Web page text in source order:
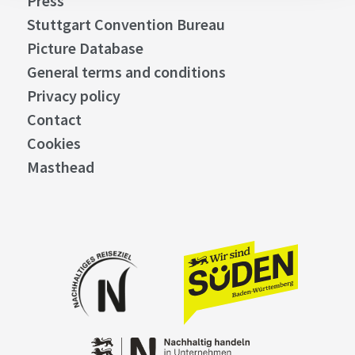
Stuttgart Convention Bureau
Picture Database
General terms and conditions
Privacy policy
Contact
Cookies
Masthead